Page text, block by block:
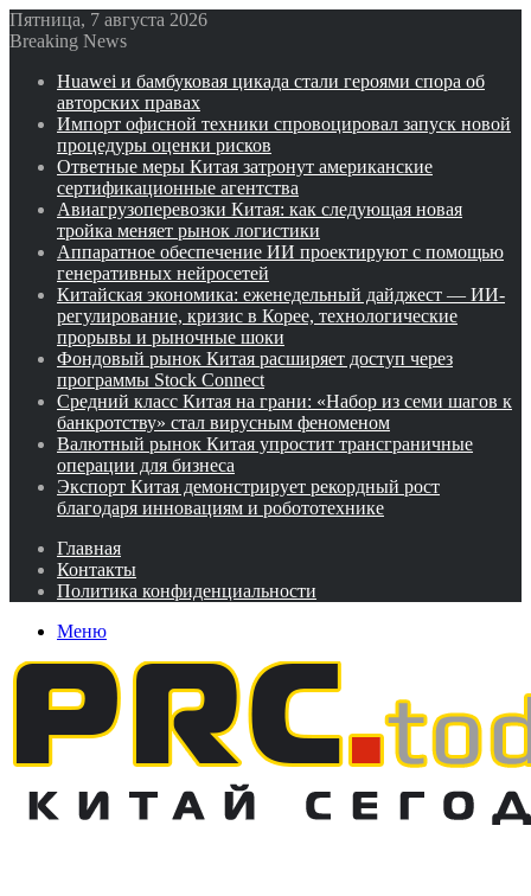
Пятница, 7 августа 2026
Breaking News
Huawei и бамбуковая цикада стали героями спора об
авторских правах
Импорт офисной техники спровоцировал запуск новой
процедуры оценки рисков
Ответные меры Китая затронут американские
сертификационные агентства
Авиагрузоперевозки Китая: как следующая новая
тройка меняет рынок логистики
Аппаратное обеспечение ИИ проектируют с помощью
генеративных нейросетей
Китайская экономика: еженедельный дайджест — ИИ-
регулирование, кризис в Корее, технологические
прорывы и рыночные шоки
Фондовый рынок Китая расширяет доступ через
программы Stock Connect
Средний класс Китая на грани: «Набор из семи шагов к
банкротству» стал вирусным феноменом
Валютный рынок Китая упростит трансграничные
операции для бизнеса
Экспорт Китая демонстрирует рекордный рост
благодаря инновациям и робототехнике
Главная
Контакты
Политика конфиденциальности
Меню